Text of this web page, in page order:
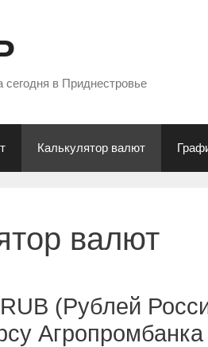
в Приднестровье
Калькулятор валют
валют
(Рублей
Агропромбанка